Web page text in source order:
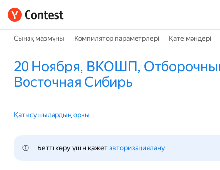
Сынақ мазмұны Компилятор параметрлері Қате мәндері
20 Ноября, ВКОШП,
Восточная Сибирь
Қатысушылардың орны
Бетті көру үшін қажет авторизациялану